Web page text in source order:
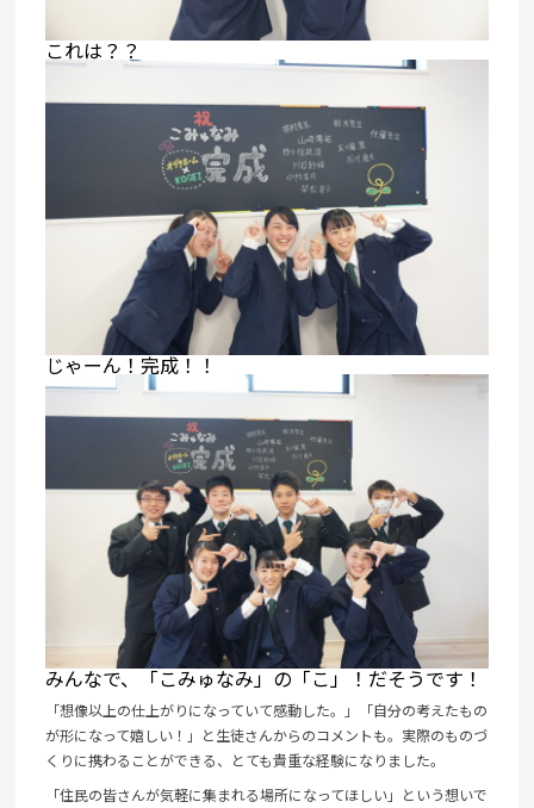
これは？？
じゃーん！完成！！
みんなで、「こみゅなみ」の「こ」！だそうです！
「想像以上の仕上がりになっていて感動した。」「自分の考えたもの
が形になって嬉しい！」と生徒さんからのコメントも。実際のものづ
くりに携わることができる、とても貴重な経験になりました。
「住民の皆さんが気軽に集まれる場所になってほしい」という想いで